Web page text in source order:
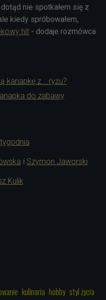
nie spotkałem się z
kiedy spróbowałem,
hit - dodaje rozmówca
kanapkę z... ryżu?
do zabawy
i Szymon Jaworski
Kulik
kulinaria hobby styl życia